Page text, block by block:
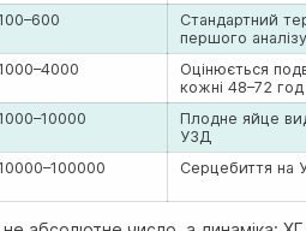
Стандартний
першого
Оцінюється
кожні 48–72 год
Плодне яйце
УЗД
Серцебиття на